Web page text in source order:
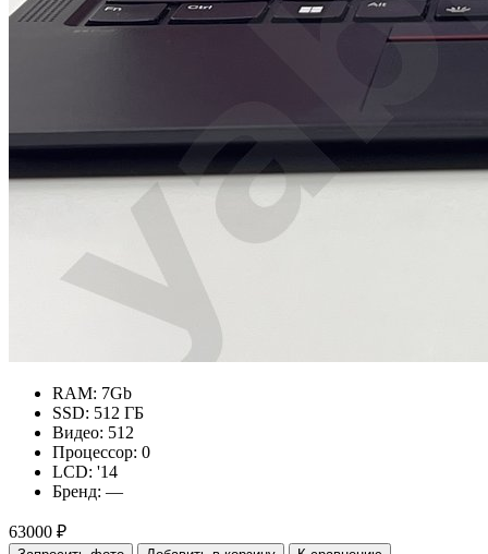
RAM: 7Gb
SSD: 512 ГБ
Видео: 512
Процессор: 0
LCD: '14
Бренд: —
63000 ₽